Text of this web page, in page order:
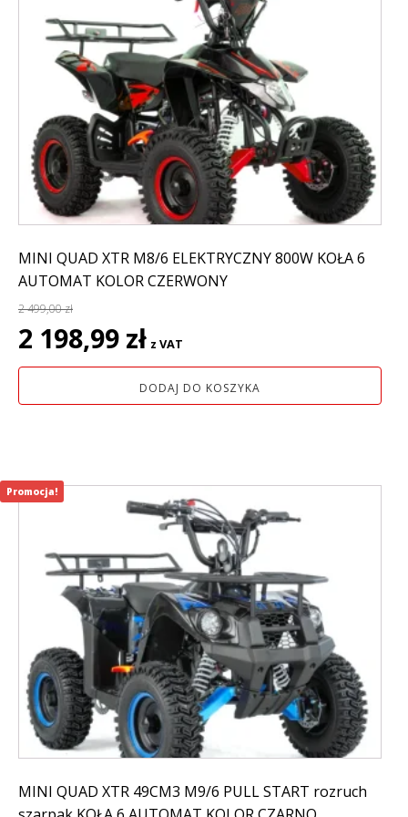
MINI QUAD XTR M8/6 ELEKTRYCZNY 800W KOŁA 6
AUTOMAT KOLOR CZERWONY
2 499,00zł
Pierwotna
cena
wynosiła:
2 198,99 zł cena
wynosi:
2
z VAT
DODAJ DO KOSZYKA
MINI QUAD XTR 49CM3 M9/6 PULL START rozruch
Promocja!